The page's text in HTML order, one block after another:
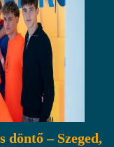
döntő – Szeged,